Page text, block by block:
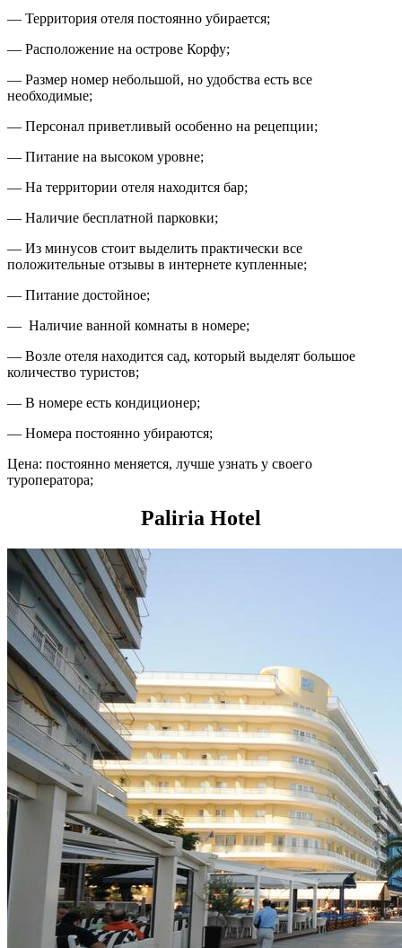
— Территория отеля постоянно убирается;
— Расположение на острове Корфу;
— Размер номер небольшой, но удобства есть все
необходимые;
— Персонал приветливый особенно на рецепции;
— Питание на высоком уровне;
— На территории отеля находится бар;
— Наличие бесплатной парковки;
— Из минусов стоит выделить практически все
положительные отзывы в интернете купленные;
— Питание достойное;
— Наличие ванной комнаты в номере;
— Возле отеля находится сад, который выделят большое
количество туристов;
— В номере есть кондиционер;
— Номера постоянно убираются;
Цена: постоянно меняется, лучше узнать у своего
туроператора;
Paliria Hotel